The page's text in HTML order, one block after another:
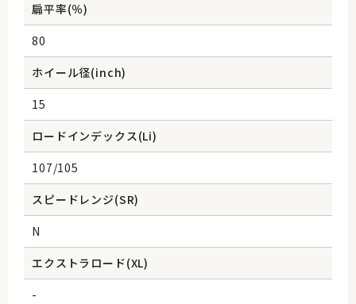
扁平率(％)
80
ホイール径(inch)
15
ロードインデックス(Li)
107/105
スピードレンジ(SR)
N
エクストラロード(XL)
-